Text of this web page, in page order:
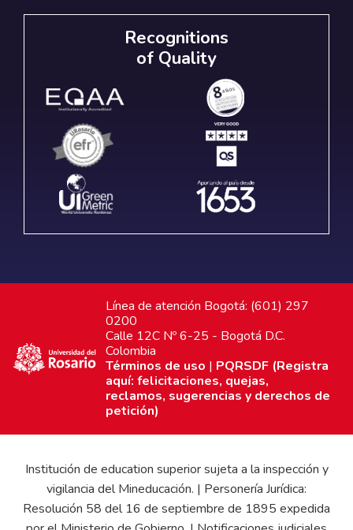
Recognitions
of Quality
Línea de atención Bogotá: (601) 297
0200
Calle 12C Nº 6-25 - Bogotá D.C.
Colombia
Términos de uso | PQRSDF (Registra
aquí: felicitaciones, quejas,
reclamos, sugerencias y derechos de
petición)
Institución de education superior sujeta a la inspección y
vigilancia del Mineducación. | Personería Jurídica:
Resolución 58 del 16 de septiembre de 1895 expedida